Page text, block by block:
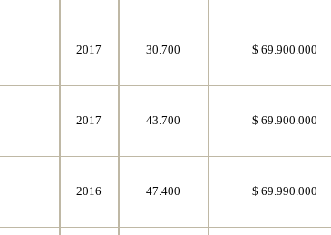
2017 30.700 $ 69.900.000
2017 43.700 $ 69.900.000
2016 47.400 $ 69.990.000